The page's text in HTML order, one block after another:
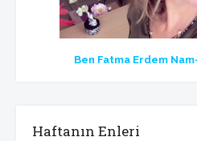
Ben Fatma Erdem
Haftanın Enleri